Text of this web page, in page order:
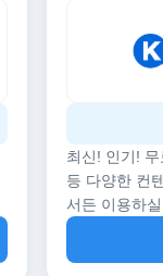
최신! 인기!
등 다양한 컨
서든 이용하